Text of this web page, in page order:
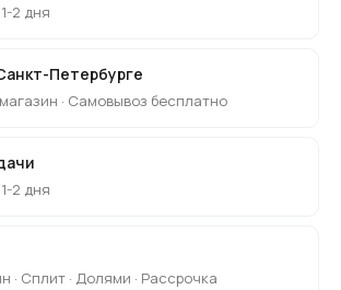
2 дня
Петербурге
· Самовывоз бесплатно
2 дня
· Сплит · Долями · Рассрочка